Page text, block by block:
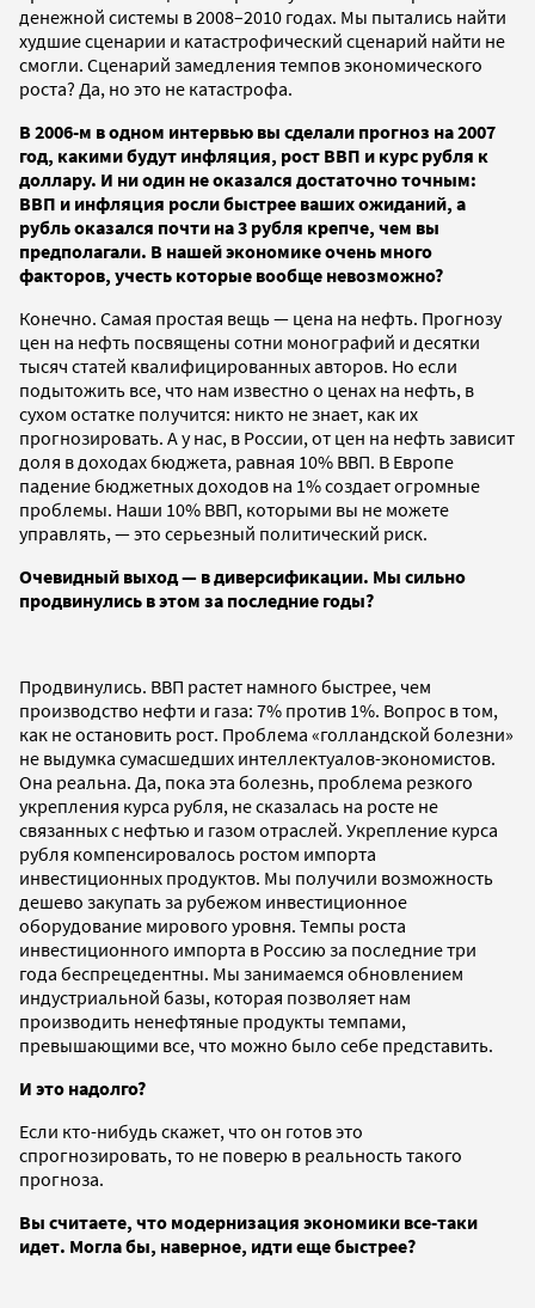
денежной системы в 2008–2010 годах. Мы пытались найти
худшие сценарии и катастрофический сценарий найти не
смогли. Сценарий замедления темпов экономического
роста? Да, но это не катастрофа.
В 2006-м в одном интервью вы сделали прогноз на 2007
год, какими будут инфляция, рост ВВП и курс рубля к
доллару. И ни один не оказался достаточно точным:
ВВП и инфляция росли быстрее ваших ожиданий, а
рубль оказался почти на 3 рубля крепче, чем вы
предполагали. В нашей экономике очень много
факторов, учесть которые вообще невозможно?
Конечно. Самая простая вещь — цена на нефть. Прогнозу
цен на нефть посвящены сотни монографий и десятки
тысяч статей квалифицированных авторов. Но если
подытожить все, что нам известно о ценах на нефть, в
сухом остатке получится: никто не знает, как их
прогнозировать. А у нас, в России, от цен на нефть зависит
доля в доходах бюджета, равная 10% ВВП. В Европе
падение бюджетных доходов на 1% создает огромные
проблемы. Наши 10% ВВП, которыми вы не можете
управлять, — это серьезный политический риск.
Очевидный выход — в диверсификации. Мы сильно
продвинулись в этом за последние годы?
Продвинулись. ВВП растет намного быстрее, чем
производство нефти и газа: 7% против 1%. Вопрос в том,
как не остановить рост. Проблема «голландской болезни»
не выдумка сумасшедших интеллектуалов-экономистов.
Она реальна. Да, пока эта болезнь, проблема резкого
укрепления курса рубля, не сказалась на росте не
связанных с нефтью и газом отраслей. Укрепление курса
рубля компенсировалось ростом импорта
инвестиционных продуктов. Мы получили возможность
дешево закупать за рубежом инвестиционное
оборудование мирового уровня. Темпы роста
инвестиционного импорта в Россию за последние три
года беспрецедентны. Мы занимаемся обновлением
индустриальной базы, которая позволяет нам
производить ненефтяные продукты темпами,
превышающими все, что можно было себе представить.
И это надолго?
Если кто-нибудь скажет, что он готов это
спрогнозировать, то не поверю в реальность такого
прогноза.
Вы считаете, что модернизация экономики все-таки
идет. Могла бы, наверное, идти еще быстрее?